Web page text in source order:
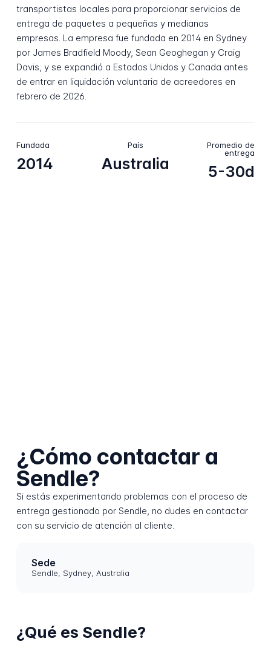
transportistas locales para proporcionar servicios de
entrega de paquetes a pequeñas y medianas
empresas. La empresa fue fundada en 2014 en Sydney
por James Bradfield Moody, Sean Geoghegan y Craig
Davis, y se expandió a Estados Unidos y Canada antes
de entrar en liquidación voluntaria de acreedores en
febrero de 2026.
Fundada
2014
País
Australia
Promedio de
entrega
5-30d
¿Cómo contactar a
Sendle?
Si estás experimentando problemas con el proceso de
entrega gestionado por Sendle, no dudes en contactar
con su servicio de atención al cliente.
Sede
Sendle, Sydney, Australia
¿Qué es Sendle?